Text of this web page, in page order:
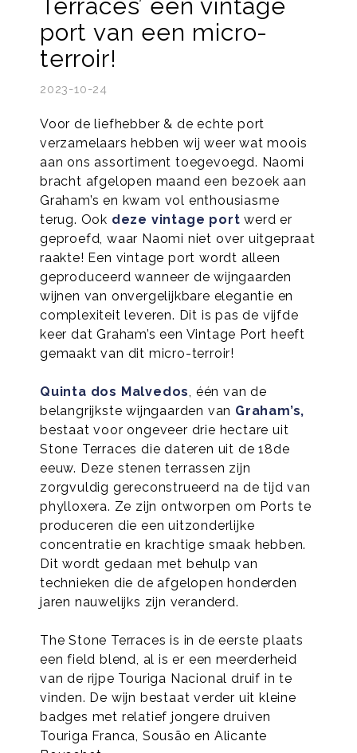
Terraces’ een vintage
port van een micro-
terroir!
2023-10-24
Voor de liefhebber & de echte port
verzamelaars hebben wij weer wat moois
aan ons assortiment toegevoegd. Naomi
bracht afgelopen maand een bezoek aan
Graham’s en kwam vol enthousiasme
terug. Ook deze vintage portwerd er
geproefd, waar Naomi niet over uitgepraat
raakte! Een vintage port wordt alleen
geproduceerd wanneer de wijngaarden
wijnen van onvergelijkbare elegantie en
complexiteit leveren. Dit is pas de vijfde
keer dat Graham’s een Vintage Port heeft
gemaakt van dit micro-terroir!
Quinta dos Malvedos , één van de
belangrijkste wijngaarden van Graham’s,
bestaat voor ongeveer drie hectare uit
Stone Terraces die dateren uit de 18de
eeuw. Deze stenen terrassen zijn
zorgvuldig gereconstrueerd na de tijd van
phylloxera. Ze zijn ontworpen om Ports te
produceren die een uitzonderlijke
concentratie en krachtige smaak hebben.
Dit wordt gedaan met behulp van
technieken die de afgelopen honderden
jaren nauwelijks zijn veranderd.
The Stone Terraces is in de eerste plaats
een field blend, al is er een meerderheid
van de rijpe Touriga Nacional druif in te
vinden. De wijn bestaat verder uit kleine
badges met relatief jongere druiven
Touriga Franca, Sousão en Alicante